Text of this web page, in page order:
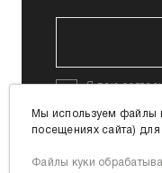
Я даю
Политикой в
Я согласен с
Мы используем файлы
посещениях сайта) для
Файлы куки